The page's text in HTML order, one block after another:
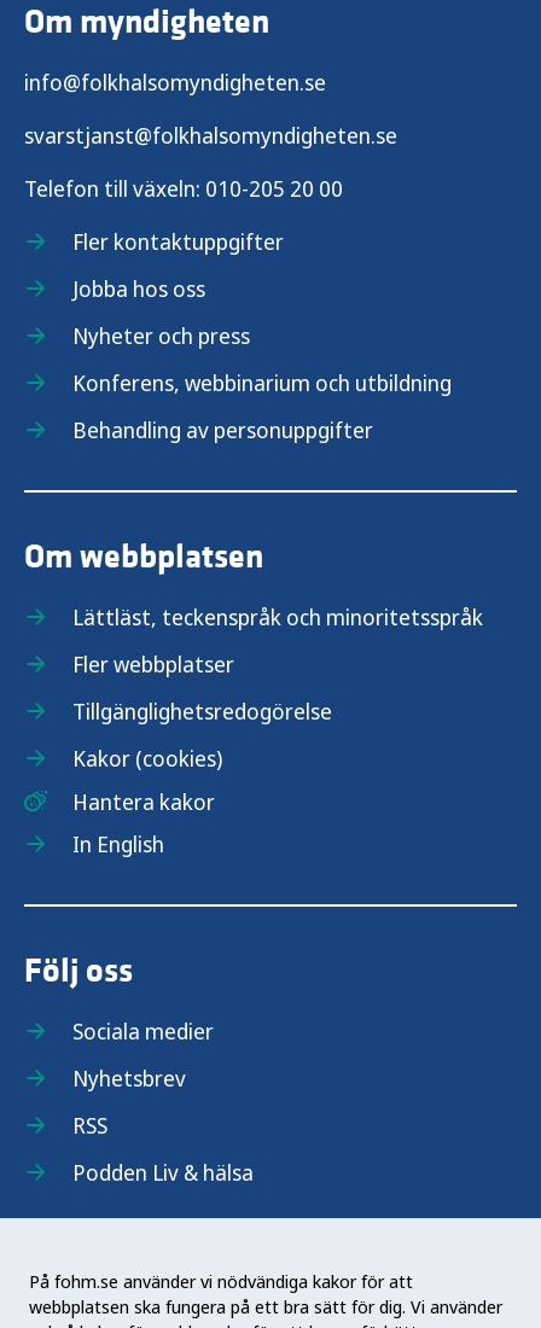
På fohm.se använder vi nödvändiga kakor för att
webbplatsen ska fungera på ett bra sätt för dig. Vi använder
Förebygg stigmatisering vid psykisk ohälsa
God sömn för barn och unga
Om myndigheten
info@folkhalsomyndigheten.se
svarstjanst@folkhalsomyndigheten.se
Telefon till växeln: 010-205 20 00
Fler kontaktuppgifter
Jobba hos oss
Nyheter och press
Konferens, webbinarium och utbildning
Behandling av personuppgifter
Om webbplatsen
Lättläst, teckenspråk och minoritetsspråk
Fler webbplatser
Tillgänglighetsredogörelse
Kakor (cookies)
Hantera kakor
In English
Följ oss
Sociala medier
Nyhetsbrev
RSS
Podden Liv & hälsa
Folkhälsomyndigheten (Fohm) är en nationell